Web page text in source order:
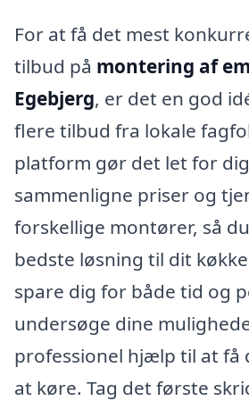
For at få det mest
tilbud på montering af
Egebjerg, er det en god
flere tilbud fra lokale
platform gør det let for
sammenligne priser og
forskellige montører, så
bedste løsning til dit
spare dig for både tid og
undersøge dine
professionel hjælp til at
at køre. Tag det første